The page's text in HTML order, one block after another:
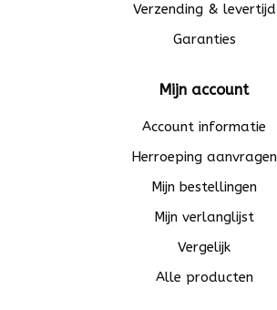
Verzending & levertijd
Garanties
Mijn account
Account informatie
Herroeping aanvragen
Mijn bestellingen
Mijn verlanglijst
Vergelijk
Alle producten